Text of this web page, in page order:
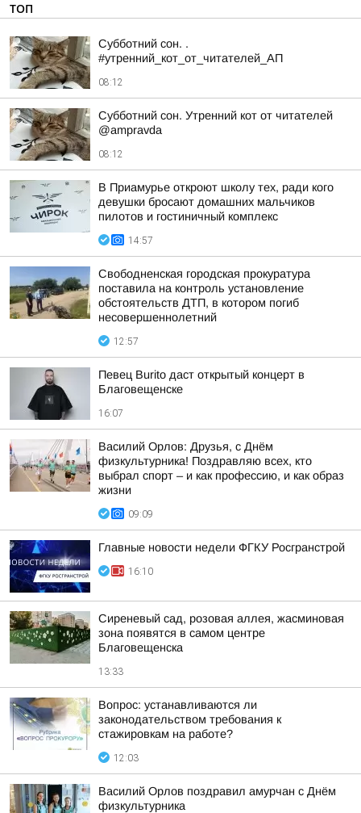
ТОП
Субботний сон. .
#утренний_кот_от_читателей_АП
08:12
Субботний сон. Утренний кот от читателей
@ampravda
08:12
В Приамурье откроют школу тех, ради кого
девушки бросают домашних мальчиков
пилотов и гостиничный комплекс
14:57
Свободненская городская прокуратура
поставила на контроль установление
обстоятельств ДТП, в котором погиб
несовершеннолетний
12:57
Певец Burito даст открытый концерт в
Благовещенске
16:07
Василий Орлов: Друзья, с Днём
физкультурника! Поздравляю всех, кто
выбрал спорт – и как профессию, и как образ
жизни
09:09
Главные новости недели ФГКУ Росгранстрой
16:10
Сиреневый сад, розовая аллея, жасминовая
зона появятся в самом центре
Благовещенска
13:33
Вопрос: устанавливаются ли
законодательством требования к
стажировкам на работе?
12:03
Василий Орлов поздравил амурчан с Днём
физкультурника